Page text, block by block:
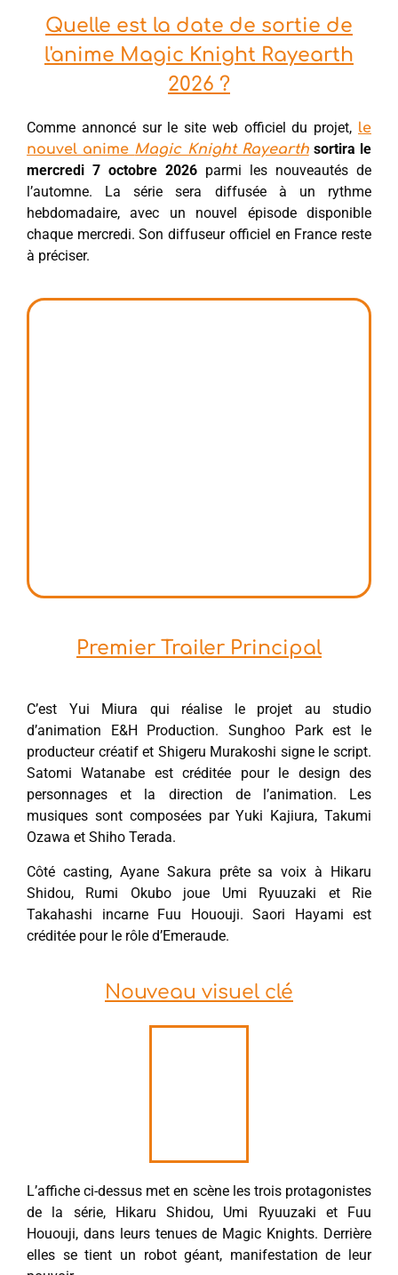
Quelle est la date de sortie de
l'anime Magic Knight Rayearth
2026 ?
Comme annoncé sur le site web officiel du projet, le
nouvel anime Magic Knight Rayearthsortira le
mercredi 7 octobre 2026 parmi les nouveautés de
l’automne. La série sera diffusée à un rythme
hebdomadaire, avec un nouvel épisode disponible
chaque mercredi. Son diffuseur officiel en France reste
à préciser.
Premier Trailer Principal
C’est Yui Miura qui réalise le projet au studio
d’animation E&H Production. Sunghoo Park est le
producteur créatif et Shigeru Murakoshi signe le script.
Satomi Watanabe est créditée pour le design des
personnages et la direction de l’animation. Les
musiques sont composées par Yuki Kajiura, Takumi
Ozawa et Shiho Terada.
Côté casting, Ayane Sakura prête sa voix à Hikaru
Shidou, Rumi Okubo joue Umi Ryuuzaki et Rie
Takahashi incarne Fuu Hououji. Saori Hayami est
créditée pour le rôle d’Emeraude.
Nouveau visuel clé
L’affiche ci-dessus met en scène les trois protagonistes
de la série, Hikaru Shidou, Umi Ryuuzaki et Fuu
Hououji, dans leurs tenues de Magic Knights. Derrière
elles se tient un robot géant, manifestation de leur